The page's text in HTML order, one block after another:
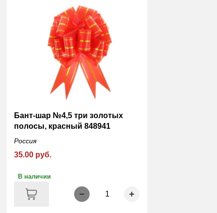
Бант-шар №4,5 три золотых
полосы, красный 848941
Россия
35.00 руб.
В наличии
1